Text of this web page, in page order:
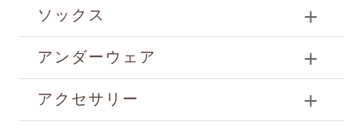
ソックス
アンダーウェア
アクセサリー